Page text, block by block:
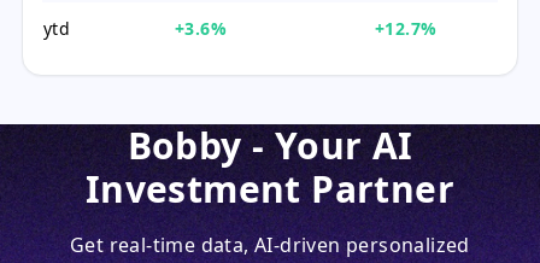
ytd +3.6% +12.7%
Bobby - Your AI
Investment Partner
Get real-time data, AI-driven personalized